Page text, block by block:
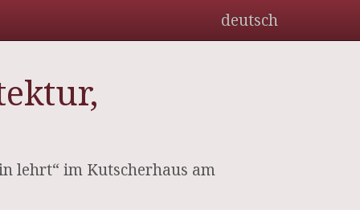
deutsch
lehrt“ im Kutscherhaus am